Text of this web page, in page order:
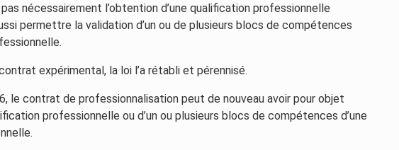
nécessairement l’obtention d’une qualification professionnelle
permettre la validation d’un ou de plusieurs blocs de compétences
expérimental, la loi l’a rétabli et pérennisé.
le contrat de professionnalisation peut de nouveau avoir pour objet
professionnelle ou d’un ou plusieurs blocs de compétences d’une